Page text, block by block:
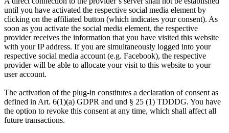
until you have activated the respective social media element by
clicking on the affiliated button (which indicates your consent). As
soon as you activate the social media element, the respective
provider receives the information that you have visited this website
with your IP address. If you are simultaneously logged into your
respective social media account (e.g. Facebook), the respective
provider will be able to allocate your visit to this website to your
user account.
The activation of the plug-in constitutes a declaration of consent as
defined in Art. 6(1)(a) GDPR and und § 25 (1) TDDDG. You have
the option to revoke this consent at any time, which shall affect all
future transactions.